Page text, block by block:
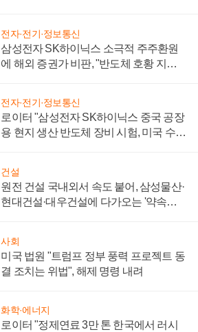
전자·전기·정보통신
삼성전자 SK하이닉스 소극적 주주환원
에 해외 증권가 비판, "반도체 호황 지속
전자·전기·정보통신
로이터 "삼성전자 SK하이닉스 중국 공장
용 현지 생산 반도체 장비 시험, 미국 수출
건설
원전 건설 국내외서 속도 붙어, 삼성물산·
현대건설·대우건설에 다가오는 '약속의
사회
미국 법원 "트럼프 정부 풍력 프로젝트 동
결 조치는 위법", 해제 명령 내려
화학·에너지
로이터 "정제연료 3만 톤 한국에서 러시